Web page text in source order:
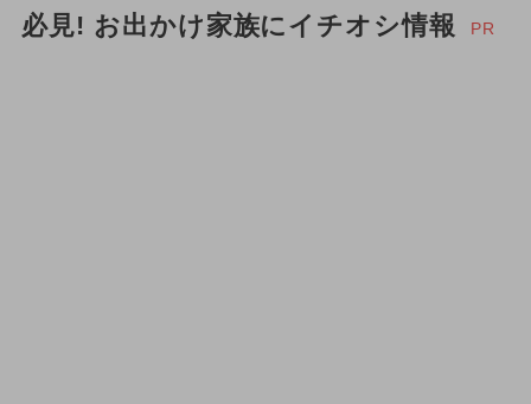
必見! お出かけ家族にイチオシ情報 PR